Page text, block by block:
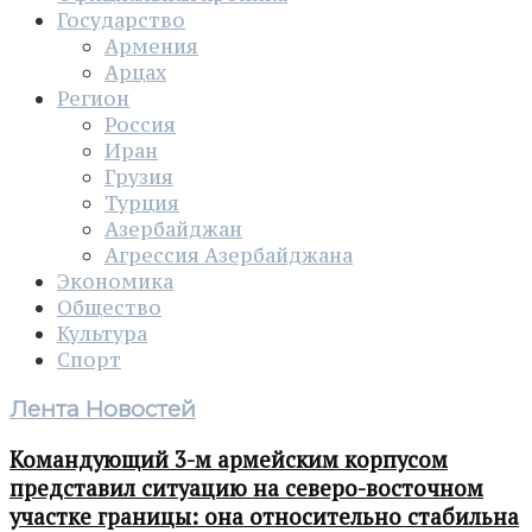
Государство
Армения
Арцах
Регион
Россия
Иран
Грузия
Турция
Азербайджан
Агрессия Азербайджана
Экономика
Общество
Культура
Спорт
Лента Новостей
Командующий 3-м армейским корпусом
представил ситуацию на северо-восточном
участке границы: она относительно стабильна